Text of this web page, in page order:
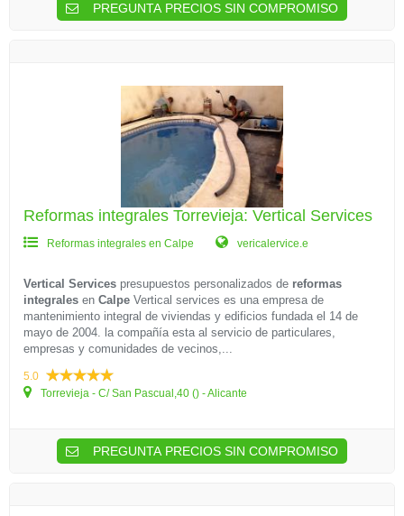
PREGUNTA PRECIOS SIN COMPROMISO
Reformas integrales Torrevieja: Vertical Services
Reformas integrales en Calpe vericalervice.e
Vertical Services presupuestos personalizados de reformas
integrales en Calpe Vertical services es una empresa de
mantenimiento integral de viviendas y edificios fundada el 14 de
mayo de 2004. la compañía esta al servicio de particulares,
empresas y comunidades de vecinos,...
5.0
Torrevieja - C/ San Pascual,40 () - Alicante
PREGUNTA PRECIOS SIN COMPROMISO